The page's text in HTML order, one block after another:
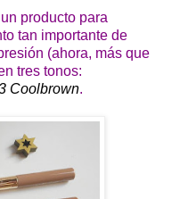
producto para
tan importante de
(ahora, más que
tres tonos:
Coolbrown.